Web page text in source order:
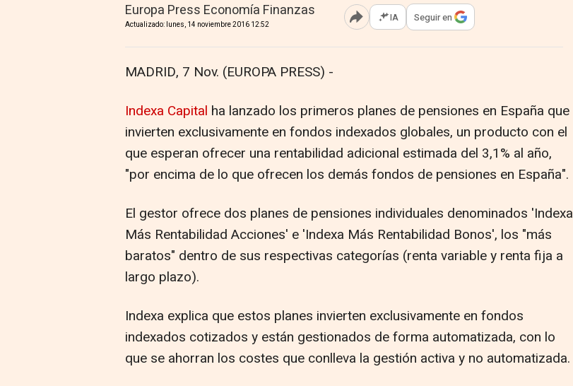
Europa Press Economía Finanzas
Actualizado: lunes, 14 noviembre 2016 12:52 Abrir opciones para compartir
IA Seguir en
MADRID, 7 Nov. (EUROPA PRESS) -
Indexa Capital ha lanzado los primeros planes de pensiones en España que
invierten exclusivamente en fondos indexados globales, un producto con el
que esperan ofrecer una rentabilidad adicional estimada del 3,1% al año,
"por encima de lo que ofrecen los demás fondos de pensiones en España".
El gestor ofrece dos planes de pensiones individuales denominados 'Indexa
Más Rentabilidad Acciones' e 'Indexa Más Rentabilidad Bonos', los "más
baratos" dentro de sus respectivas categorías (renta variable y renta fija a
largo plazo).
Indexa explica que estos planes invierten exclusivamente en fondos
indexados cotizados y están gestionados de forma automatizada, con lo
que se ahorran los costes que conlleva la gestión activa y no automatizada.